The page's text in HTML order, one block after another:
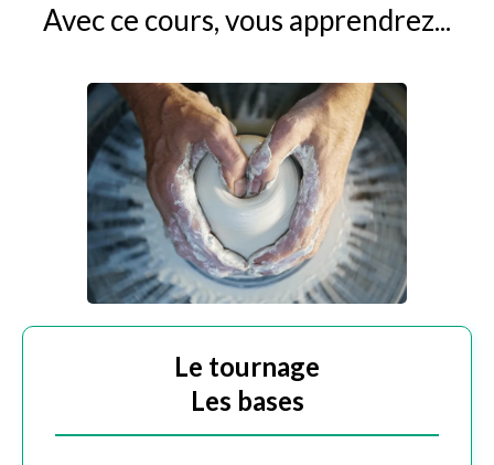
Avec ce cours, vous apprendrez...
Le tournage
Les bases